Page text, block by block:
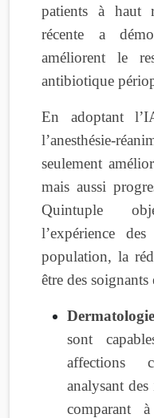
patients à haut
récente a
améliorent le
antibiotique
En adoptant
l’anesthésie-
seulement
mais aussi
Quintuple
l’expérience
population, la
être des soignants
Dermatologie
sont
affections
analysant
comparant